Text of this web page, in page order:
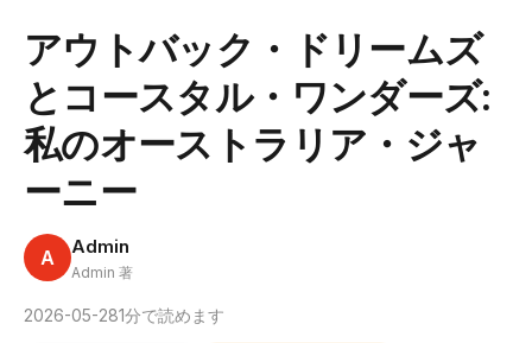
アウトバック・ドリームズ
とコースタル・ワンダーズ:
私のオーストラリア・ジャ
ーニー
A Admin
Admin 著
2026-05-281分で読めます